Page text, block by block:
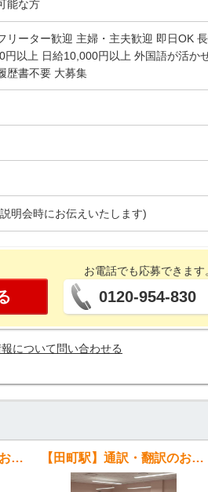
能な方
リーター歓迎 主婦・主夫歓迎 即日OK
以上 日給10,000円以上 外国語が活か
歴書不要 大募集
明会時にお伝えいたします)
お電話でも応募できます
0120-954-830
について問い合わせる
【田町駅】通訳・翻訳のお仕事 日本語・タガログ語・英語 【田町駅】通訳・翻訳のお仕事 日本語・中国語